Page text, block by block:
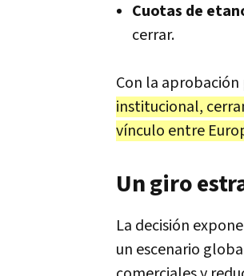
Cuotas de
cerrar.
Con la
institucional,
vínculo entre
Un giro
La decisión
un escenario